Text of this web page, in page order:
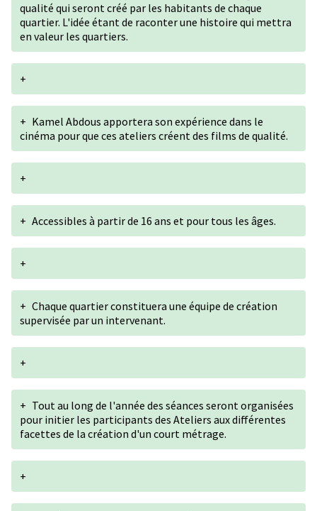
qualité qui seront créé par les habitants de chaque
quartier. L'idée étant de raconter une histoire qui mettra
en valeur les quartiers.
+
+ Kamel Abdous apportera son expérience dans le
cinéma pour que ces ateliers créent des films de qualité.
+
+ Accessibles à partir de 16 ans et pour tous les âges.
+
+ Chaque quartier constituera une équipe de création
supervisée par un intervenant.
+
+ Tout au long de l'année des séances seront organisées
pour initier les participants des Ateliers aux différentes
facettes de la création d'un court métrage.
+